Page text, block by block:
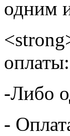
одним
-Либо
-